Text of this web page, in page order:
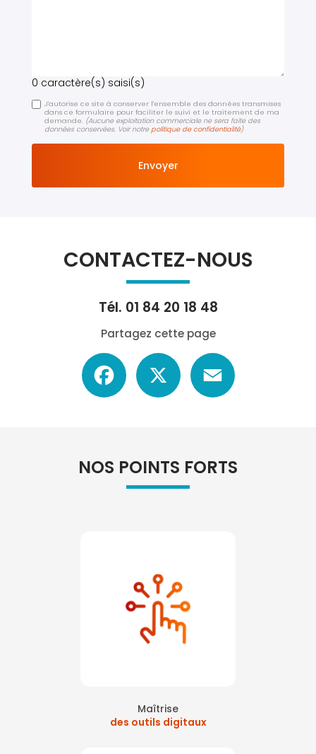
0 caractère(s) saisi(s)
J'autorise ce site à conserver l'ensemble des données transmises
dans ce formulaire pour faciliter le suivi et le traitement de ma
demande. (Aucune exploitation commerciale ne sera faite des
données conservées. Voir notre politique de confidentialité)
CONTACTEZ-NOUS
Tél. 01 84 20 18 48
Partagez cette page
Facebook
NOS POINTS FORTS
Maîtrise
des outils digitaux